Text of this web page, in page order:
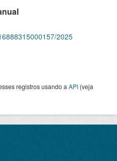
2025
registros usando a API (veja